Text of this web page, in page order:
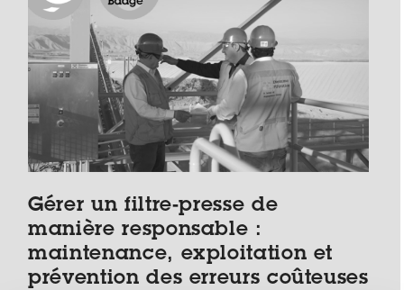
Gérer un filtre-presse de
manière responsable :
maintenance, exploitation et
prévention des erreurs coûteuses